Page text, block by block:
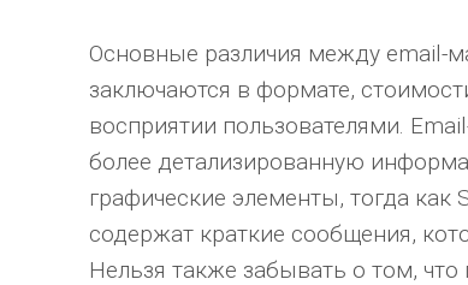
Основные различия между email-
заключаются в формате,
восприятии пользователями.
более детализированную
графические элементы, тогда как
содержат краткие сообщения,
Нельзя также забывать о том,